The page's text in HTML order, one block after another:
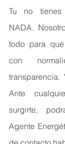
Tu no
NADA.
todo para
con
transparencia.
Ante
surgirte,
Agente